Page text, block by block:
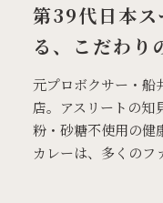
第39代日本ス
る、こだわり
元プロボクサー・船
店。アスリートの知
粉・砂糖不使用の健
カレーは、多くのフ